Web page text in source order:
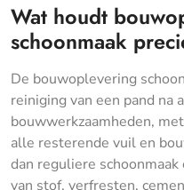
Wat houdt
schoonmaak
De bouwoplevering
reiniging van een pand na
bouwwerkzaamheden,
alle resterende vuil en
dan reguliere
van stof, verfresten,